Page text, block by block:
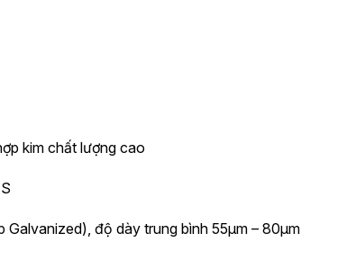
kim chất lượng cao
Galvanized), độ dày trung bình 55µm – 80µm